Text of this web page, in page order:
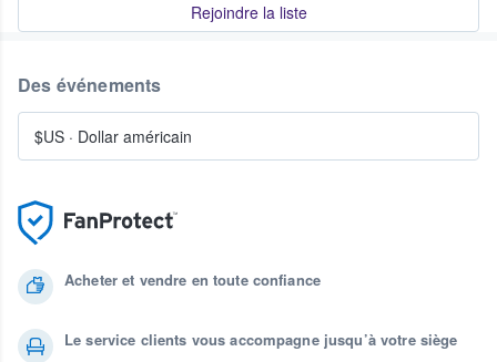
Rejoindre la liste
Acheter et vendre en toute confiance
Le service clients vous accompagne jusqu’à votre siège
Des événements
$US · Dollar américain